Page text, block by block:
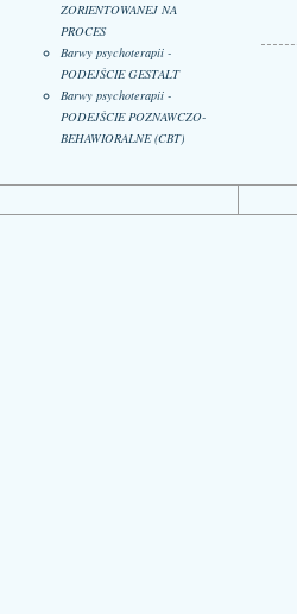
ZORIENTOWANEJ NA
PROCES
Barwy psychoterapii -
PODEJŚCIE GESTALT
Barwy psychoterapii -
PODEJŚCIE POZNAWCZO-
BEHAWIORALNE (CBT)